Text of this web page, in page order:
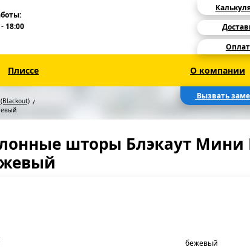
18:00
Плиссе О компании
Вызвать
(Blackout)
шторы Блэкаут Мини
бежевый